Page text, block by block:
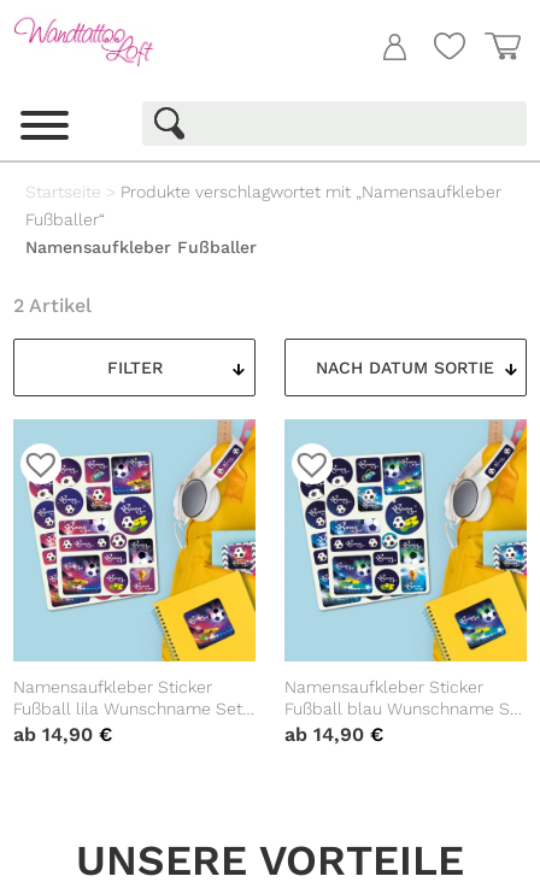
Startseite > Produkte verschlagwortet mit „Namensaufkleber
Fußballer“
Namensaufkleber Fußballer
FILTER
2 Artikel
Namensaufkleber Sticker
Fußball lila Wunschname Set
Aufkleber Fussball Schule
ab14,90€
Namensaufkleber Sticker
Fußball blau Wunschname Set
Aufkleber Fussball Schule
ab 14,90 €
UNSERE VORTEILE